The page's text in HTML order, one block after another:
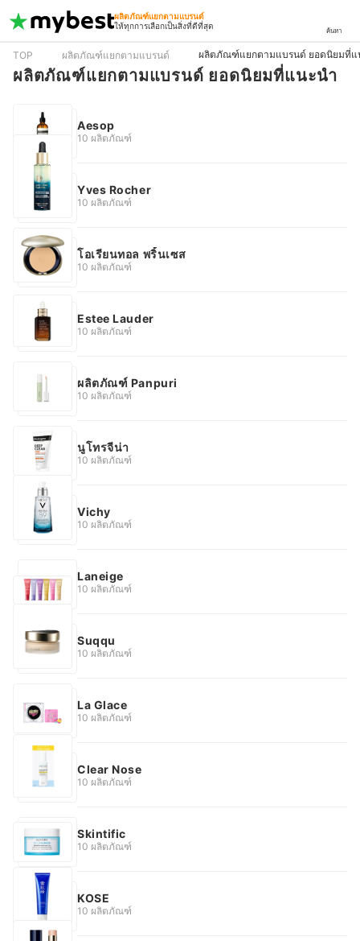
ผลิตภัณฑ์แยกตามแบรนด์
ให้ทุกการเลือกเป็นสิ่งที่ดีที่สุด
ค้นหา
TOP ผลิตภัณฑ์แยกตามแบรนด์ ผลิตภัณฑ์แยกตามแบรนด์ ยอดนิยมที่แ
ผลิตภัณฑ์แยกตามแบรนด์ ยอดนิยมที่แนะนำ
Aesop
10 ผลิตภัณฑ์
Yves Rocher
10 ผลิตภัณฑ์
โอเรียนทอล พริ้นเซส
10 ผลิตภัณฑ์
Estee Lauder
10 ผลิตภัณฑ์
ผลิตภัณฑ์ Panpuri
10 ผลิตภัณฑ์
นูโทรจีน่า
10 ผลิตภัณฑ์
Vichy
10 ผลิตภัณฑ์
Laneige
10 ผลิตภัณฑ์
Suqqu
10 ผลิตภัณฑ์
La Glace
10 ผลิตภัณฑ์
Clear Nose
10 ผลิตภัณฑ์
Skintific
10 ผลิตภัณฑ์
KOSE
10 ผลิตภัณฑ์